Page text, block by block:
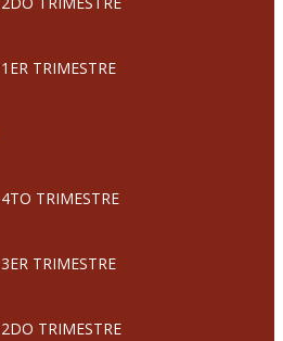
1ER TRIMESTRE
4TO TRIMESTRE
3ER TRIMESTRE
2DO TRIMESTRE